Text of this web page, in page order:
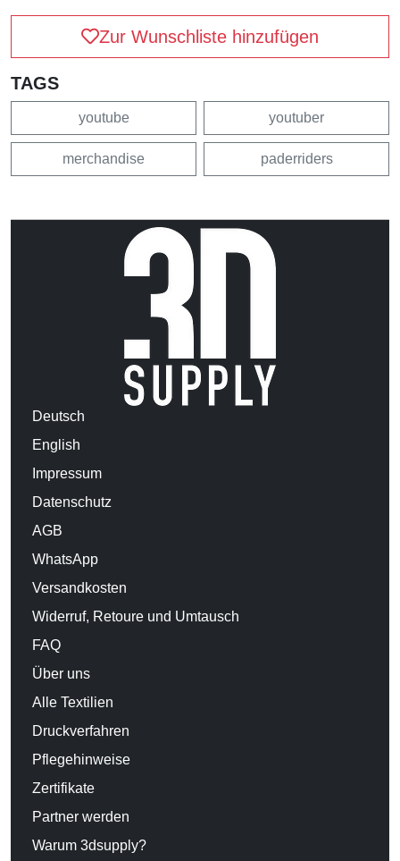
Zur Wunschliste hinzufügen
TAGS
youtube youtuber
merchandise paderriders
Deutsch
English
Impressum
Datenschutz
AGB
WhatsApp
Versandkosten
Widerruf, Retoure und Umtausch
FAQ
Über uns
Alle Textilien
Druckverfahren
Pflegehinweise
Zertifikate
Partner werden
Warum 3dsupply?